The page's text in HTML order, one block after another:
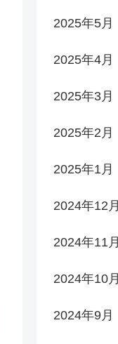
2025年5月
2025年4月
2025年3月
2025年2月
2025年1月
2024年12月
2024年11月
2024年10月
2024年9月